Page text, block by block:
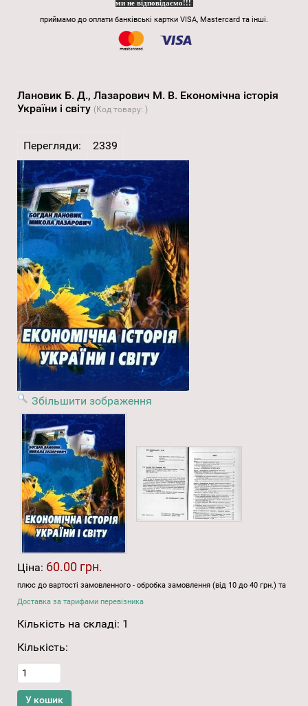
ми не відповідаємо!!!
приймамо до оплати банківські картки VISA, Mastercard та інші.
Лановик Б. Д., Лазарович М. В. Економічна історія
України і світу (Код товару: )
Перегляди: 2339
Збільшити зображення
Ціна: 60.00 грн.
плюс до вартості замовленного - обробка замовлення (від 10 до 40 грн.) та
Доставка за тарифами перевізника
Кількість на складі: 1
Кількість: